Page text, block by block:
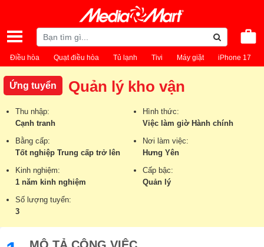
Điều hòa Quạt điều hòa Tủ lạnh Tivi Máy giặt iPhone 17
Quản lý kho vận
Ứng tuyển
Thu nhập:
Cạnh tranh
Hình thức:
Việc làm giờ Hành chính
Bằng cấp:
Tốt nghiệp Trung cấp trở lên
Nơi làm việc:
Hưng Yên
Kinh nghiệm:
1 năm kinh nghiệm
Cấp bậc:
Quản lý
Số lượng tuyển:
3